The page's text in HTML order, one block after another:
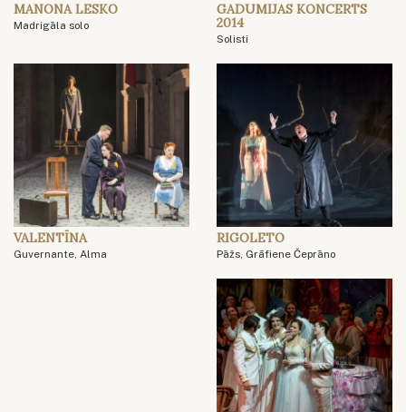
MANONA LESKO
Madrigāla solo
GADUMIJAS KONCERTS
2014
Solisti
VALENTĪNA
Guvernante, Alma
RIGOLETO
Pāžs, Grāfiene Čeprāno